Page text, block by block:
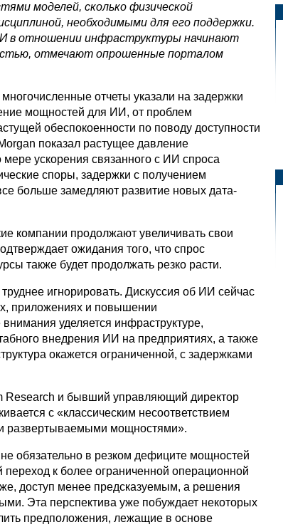
моделей, сколько физической
необходимыми для его поддержки.
в отношении инфраструктуры начинают
отмечают опрошенные порталом
отчеты указали на задержки
мощностей для ИИ, от проблем
обеспокоенности по поводу доступности
показал растущее давление
мере ускорения связанного с ИИ спроса
споры, задержки с получением
больше замедляют развитие новых дата-
компании продолжают увеличивать свои
ожидания того, что спрос
также будет продолжать резко расти.
игнорировать. Дискуссия об ИИ сейчас
приложениях и повышении
уделяется инфраструктуре,
внедрения ИИ на предприятиях, а также
окажется ограниченной, с задержками
Research и бывший управляющий директор
с «классическим несоответствием
развертываемыми мощностями».
обязательно в резком дефиците мощностей
к более ограниченной операционной
доступ менее предсказуемым, а решения
Эта перспектива уже побуждает некоторых
предположения, лежащие в основе